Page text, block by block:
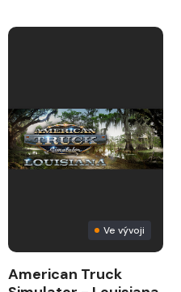
Ve vývoji
American Truck